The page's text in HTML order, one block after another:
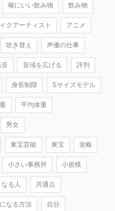
喉にいい飲み物 飲み物
クアーティスト アニメ
吹き替え 声優の仕事
音 音域を広げる 評判
身長制限 Sサイズモデル
平均体重
男女
東宝芸能 東宝 攻略
小さい事務所 小規模
なる人 共通点
なる方法 自分